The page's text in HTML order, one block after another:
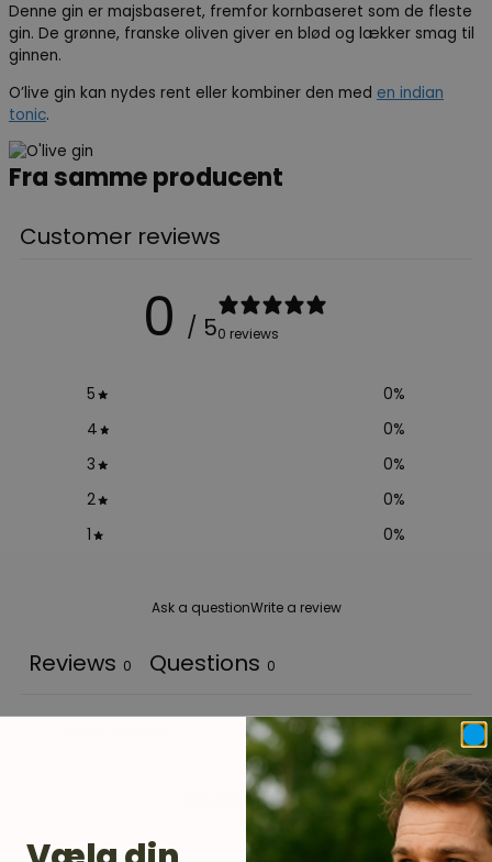
Denne gin er majsbaseret, fremfor kornbaseret som de fleste
gin. De grønne, franske oliven giver en blød og lækker smag til
ginnen.
O’live gin kan nydes rent eller kombiner den med en indian
tonic.
Fra samme producent
Customer reviews
0 / 50 reviews
5 0%
4
0%
3
0%
2
0%
1
0%
Ask a questionWrite a review
Reviews 0 Questions 0
No reviews yet